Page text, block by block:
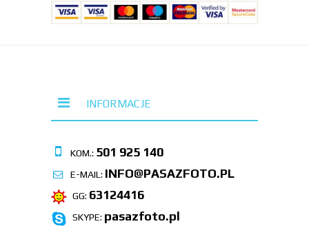
INFORMACJE
KOM.: 501 925 140
E-MAIL: INFO@PASAZFOTO.PL
GG: 63124416
SKYPE: pasazfoto.pl